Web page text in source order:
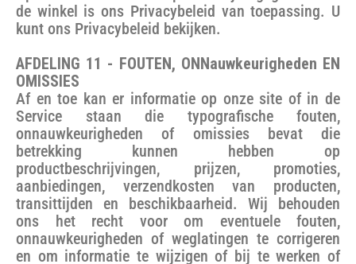
de winkel is ons Privacybeleid van toepassing. U
kunt ons Privacybeleid bekijken.
AFDELING 11 - FOUTEN, ONNauwkeurigheden EN
OMISSIES
Af en toe kan er informatie op onze site of in de
Service staan die typografische fouten,
onnauwkeurigheden of omissies bevat die
betrekking kunnen hebben op
productbeschrijvingen, prijzen, promoties,
aanbiedingen, verzendkosten van producten,
transittijden en beschikbaarheid. Wij behouden
ons het recht voor om eventuele fouten,
onnauwkeurigheden of weglatingen te corrigeren
en om informatie te wijzigen of bij te werken of